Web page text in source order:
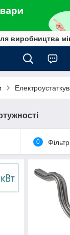
виробництва
0